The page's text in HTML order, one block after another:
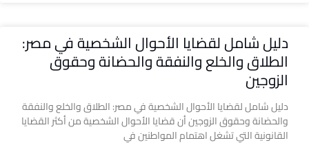
دليل شامل لقضايا الأحوال الشخصية في مصر:
الطلاق والخلع والنفقة والحضانة وحقوق
الزوجين
دليل شامل لقضايا الأحوال الشخصية في مصر: الطلاق والخلع والنفقة
والحضانة وحقوق الزوجين أن قضايا الأحوال الشخصية من أكثر القضايا
القانونية التي تشغل اهتمام المواطنين في